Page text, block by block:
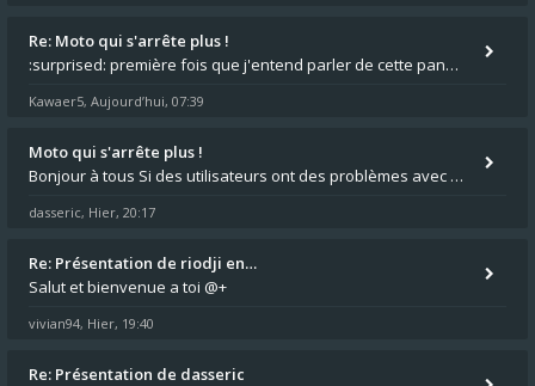
Re: Moto qui s'arrête plus !
:surprised: première fois que j'entend parler de cette panne ,ta moto aurait été maraboutée? :pretre:
Kawaer5, Aujourd’hui, 07:39
Moto qui s'arrête plus !
Bonjour à tous Si des utilisateurs ont des problèmes avec leur moto qui démarre plus, la mienne ne coupe plus :?: - Je
dasseric, Hier, 20:17
Re: Présentation de riodji en…
Salut et bienvenue a toi @+
vivian94, Hier, 19:40
Re: Présentation de dasseric